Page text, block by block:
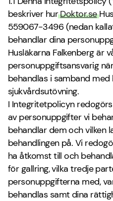
beskriver hurDoktor.se
559067-3496 (nedan
behandlar dina
Husläkarna Falkenberg är
personuppgiftsansvarig
behandlas i samband
sjukvårdsutövning.
I Integritetpolicyn
av personuppgifter vi
behandlar dem och vilken
behandlingen på. Vi
ha åtkomst till och
för gallring, vilka tredje
personuppgifterna med,
behandlas samt dina